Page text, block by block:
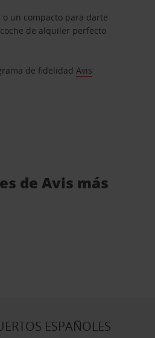
un compacto para darte
de alquiler perfecto
de fidelidadAvis
de Avis más
ESPAÑOLES